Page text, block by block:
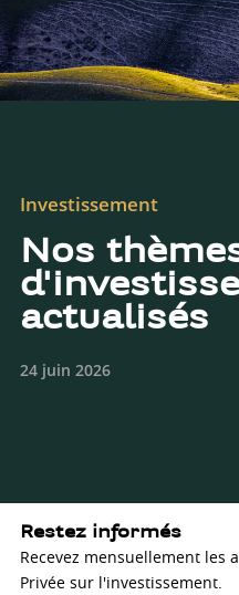
Investissement
Nos
actualisés
24 juin 2026
Restez informés
Recevez mensuellement les
Privée sur l'investissement.